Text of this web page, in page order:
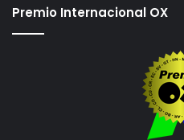
Premio Internacional OX